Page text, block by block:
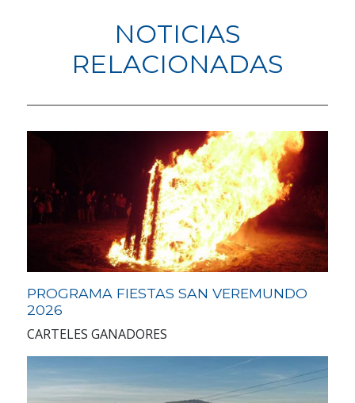
NOTICIAS
RELACIONADAS
PROGRAMA FIESTAS SAN VEREMUNDO
2026
CARTELES GANADORES